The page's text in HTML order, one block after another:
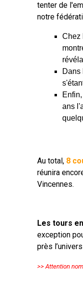
tenter de
notre
Chez
Dans
ans
Au total, 8
réunira
Vincennes.
Les tours
exception
près
>> Attention